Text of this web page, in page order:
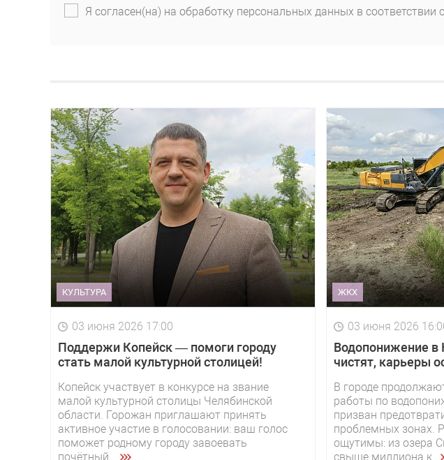
Я согласен(на) на обработку персональных данных в соответствии с
КУЛЬТУРА
03 июня 2026 17:00
Поддержи Копейск — помоги городу
стать малой культурной столицей!
Копейск участвует в конкурсе на звание
малой культурной столицы Челябинской
области. Горожан приглашают принять
активное участие в голосовании: ваш голос
поможет родному городу завоевать
почётный ...
ЖКХ
03 июня 2026
Водопонижение в
чистят, карьеры
В городе
работы по
призван
проблемных зонах.
ощутимы: из озера
свыше миллиона к...